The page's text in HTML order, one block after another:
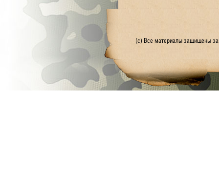
(с) Все материалы защищены